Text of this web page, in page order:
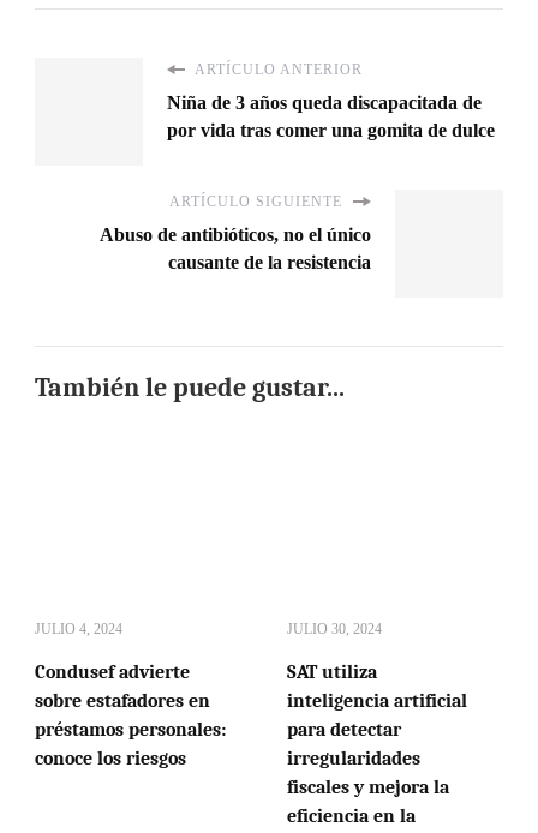
ARTÍCULO ANTERIOR
Niña de 3 años queda discapacitada de
por vida tras comer una gomita de dulce
ARTÍCULO SIGUIENTE
Abuso de antibióticos, no el único
causante de la resistencia
También le puede gustar...
JULIO 4, 2024
Condusef advierte
sobre estafadores en
préstamos personales:
conoce los riesgos
JULIO 30, 2024
SAT utiliza
inteligencia artificial
para detectar
irregularidades
fiscales y mejora la
eficiencia en la